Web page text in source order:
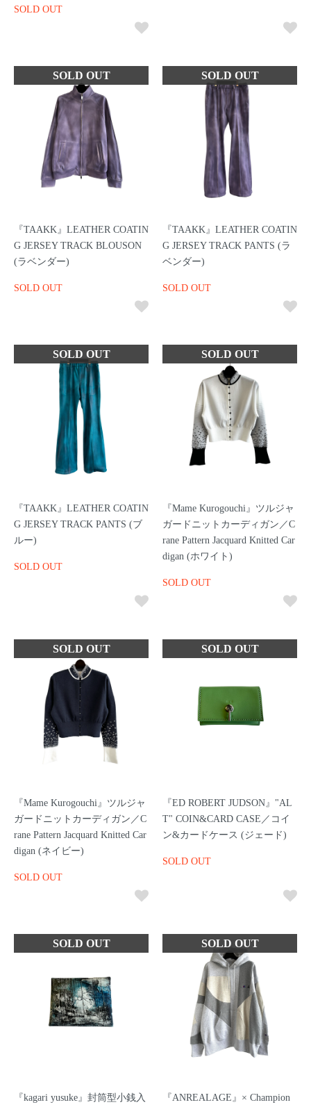
SOLD OUT
『TAAKK』LEATHER COATIN
G JERSEY TRACK BLOUSON
(ラベンダー)
SOLD OUT
『TAAKK』LEATHER COATIN
G JERSEY TRACK PANTS (ラ
ベンダー)
SOLD OUT
『TAAKK』LEATHER COATIN
G JERSEY TRACK PANTS (ブ
ルー)
SOLD OUT
『Mame Kurogouchi』ツルジャ
ガードニットカーディガン／C
rane Pattern Jacquard Knitted Car
digan (ホワイト)
SOLD OUT
『Mame Kurogouchi』ツルジャ
ガードニットカーディガン／C
rane Pattern Jacquard Knitted Car
digan (ネイビー)
SOLD OUT
『ED ROBERT JUDSON』"AL
T" COIN&CARD CASE／コイ
ン&カードケース (ジェード)
SOLD OUT
『kagari yusuke』封筒型小銭入 『ANREALAGE』× Champion